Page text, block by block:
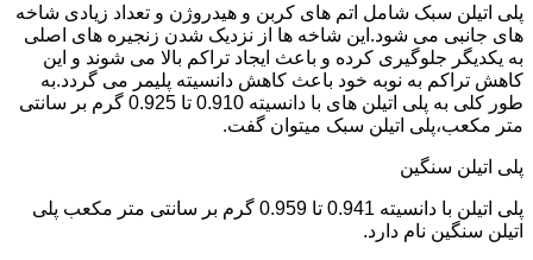
پلی اتیلن سبک شامل اتم های کربن و هیدروژن و تعداد زیادی شاخه
های جانبی می شود.این شاخه ها از نزدیک شدن زنجیره های اصلی
به یکدیگر جلوگیری کرده و باعث ایجاد تراکم بالا می شوند و این
کاهش تراکم به نوبه خود باعث کاهش دانسیته پلیمر می گردد.به
طور کلی به پلی اتیلن های با دانسیته 0.910 تا 0.925 گرم بر سانتی
متر مکعب،پلی اتیلن سبک میتوان گفت.
پلی اتیلن سنگین
پلی اتیلن با دانسیته 0.941 تا 0.959 گرم بر سانتی متر مکعب پلی
اتیلن سنگین نام دارد.